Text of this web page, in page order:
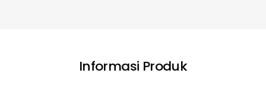
Informasi Produk